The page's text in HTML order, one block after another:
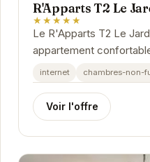
R'Apparts T2 Le
★★★★★
Le R'Apparts T2 Le
appartement
plein cœur de
aux...
internet chambres-non-
Voir l'offre